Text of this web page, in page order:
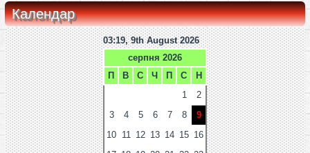
Календар
03:19, 9th August 2026
серпня 2026
П
В С Ч П С
Н
1
2
3
4 5 6 7 8
9
10 11 12 13 14 15 16